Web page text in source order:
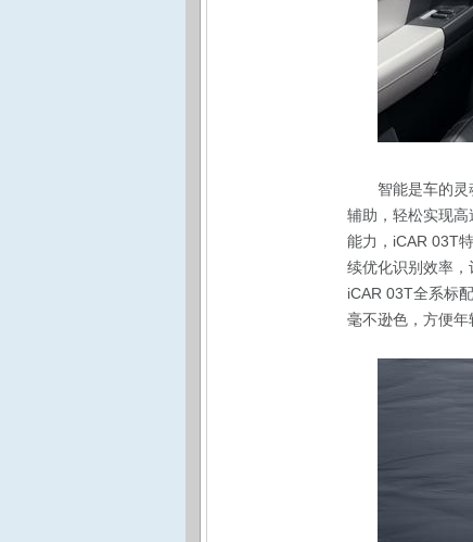
智能是车的
辅助，轻松实现
能力，iCAR 03T
续优化识别效率，
iCAR 03T全系标
毫不逊色，方便年